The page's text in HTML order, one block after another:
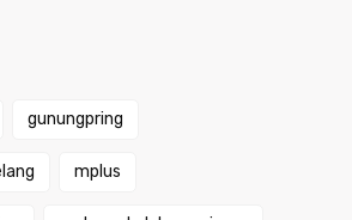
gunungpring
mplus